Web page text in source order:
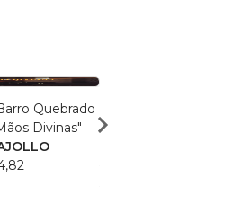
Quebrado
Divinas"
DOR